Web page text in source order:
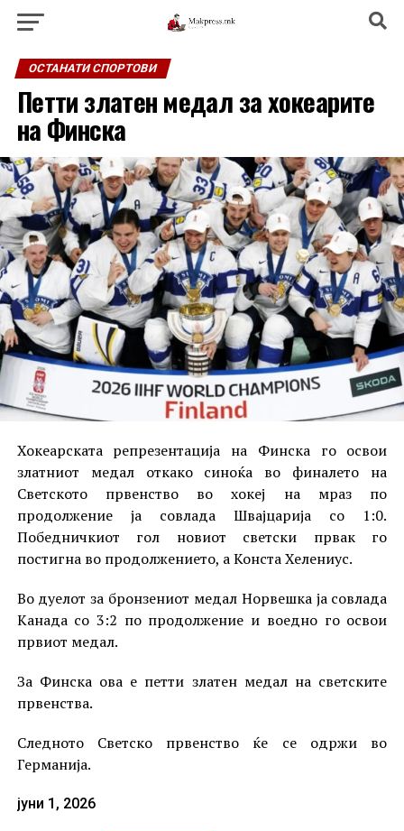
ОСТАНАТИ СПОРТОВИ
Петти златен медал за хокеарите
на Финска
Хокеарската репрезентација на Финска го освои
златниот медал откако синоќа во финалето на
Светското првенство во хокеј на мраз по
продолжение ја совлада Швајцарија со 1:0.
Победничкиот гол новиот светски првак го
постигна во продолжението, а Конста Хелениус.
Во дуелот за бронзениот медал Норвешка ја совлада
Канада со 3:2 по продолжение и воедно го освои
првиот медал.
За Финска ова е петти златен медал на светските
првенства.
Следното Светско првенство ќе се одржи во
Германија.
јуни 1, 2026